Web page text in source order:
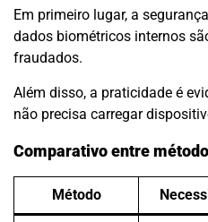
Em primeiro lugar, a
dados biométricos internos
fraudados.
Além disso, a praticidade é
não precisa carregar
Comparativo entre
Método